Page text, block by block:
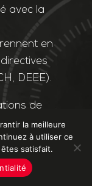
avec la
en
DEEE).
de
affaires
des
domaine
trafic
la meilleure
à utiliser ce
satisfait.